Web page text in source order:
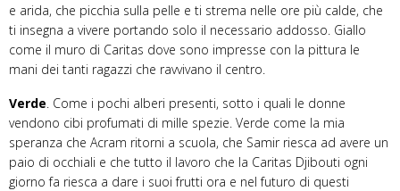
e arida, che picchia sulla pelle e ti strema nelle ore più calde, che
ti insegna a vivere portando solo il necessario addosso. Giallo
come il muro di Caritas dove sono impresse con la pittura le
mani dei tanti ragazzi che ravvivano il centro.
Verde. Come i pochi alberi presenti, sotto i quali le donne
vendono cibi profumati di mille spezie. Verde come la mia
speranza che Acram ritorni a scuola, che Samir riesca ad avere un
paio di occhiali e che tutto il lavoro che la Caritas Djibouti ogni
giorno fa riesca a dare i suoi frutti ora e nel futuro di questi